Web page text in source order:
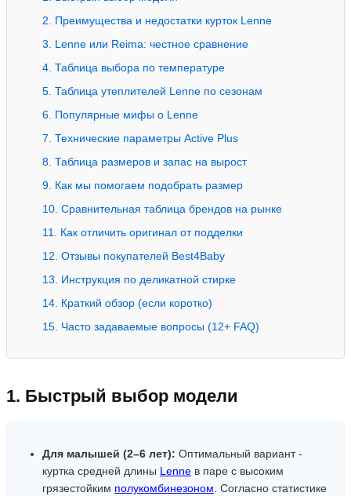
2. Преимущества и недостатки курток Lenne
3. Lenne или Reima: честное сравнение
4. Таблица выбора по температуре
5. Таблица утеплителей Lenne по сезонам
6. Популярные мифы о Lenne
7. Технические параметры Active Plus
8. Таблица размеров и запас на вырост
9. Как мы помогаем подобрать размер
10. Сравнительная таблица брендов на рынке
11. Как отличить оригинал от подделки
12. Отзывы покупателей Best4Baby
13. Инструкция по деликатной стирке
14. Краткий обзор (если коротко)
15. Часто задаваемые вопросы (12+ FAQ)
1. Быстрый выбор модели
Для малышей (2–6 лет): Оптимальный вариант -
куртка средней длины Lenne в паре с высоким
грязестойким полукомбинезоном. Согласно статистике